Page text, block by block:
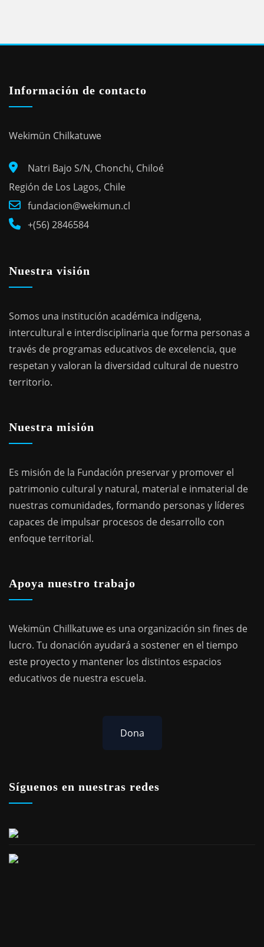
Información de contacto
Wekimün Chilkatuwe
Natri Bajo S/N, Chonchi, Chiloé
Región de Los Lagos, Chile
fundacion@wekimun.cl
+(56) 2846584
Nuestra visión
Somos una institución académica indígena,
intercultural e interdisciplinaria que forma personas a
través de programas educativos de excelencia, que
respetan y valoran la diversidad cultural de nuestro
territorio.
Nuestra misión
Es misión de la Fundación preservar y promover el
patrimonio cultural y natural, material e inmaterial de
nuestras comunidades, formando personas y líderes
capaces de impulsar procesos de desarrollo con
enfoque territorial.
Apoya nuestro trabajo
Wekimün Chillkatuwe es una organización sin fines de
lucro. Tu donación ayudará a sostener en el tiempo
este proyecto y mantener los distintos espacios
educativos de nuestra escuela.
Dona
Síguenos en nuestras redes